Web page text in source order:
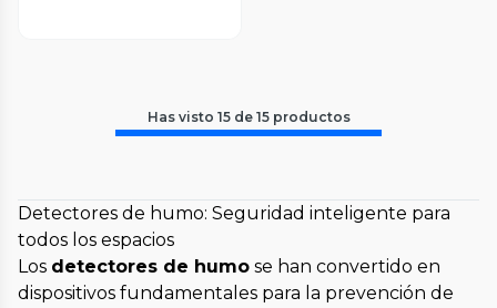
Has visto 15de 15 productos
Detectores de humo: Seguridad inteligente para
todos los espacios
Los detectores de humo se han convertido en
dispositivos fundamentales para la prevención de